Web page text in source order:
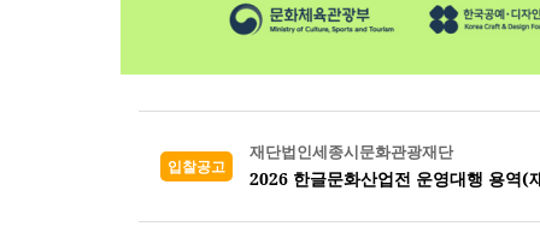
입찰공고
재단법인세종시문화관광재단
2026 한글문화산업전 운영대행 용역(